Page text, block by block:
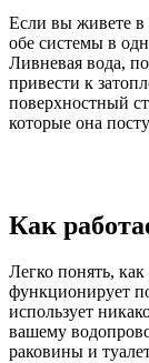
Если вы живете в
обе системы в
Ливневая вода,
привести к
поверхностный
которые она
Как
Легко понять,
функционирует
использует
вашему
раковины и